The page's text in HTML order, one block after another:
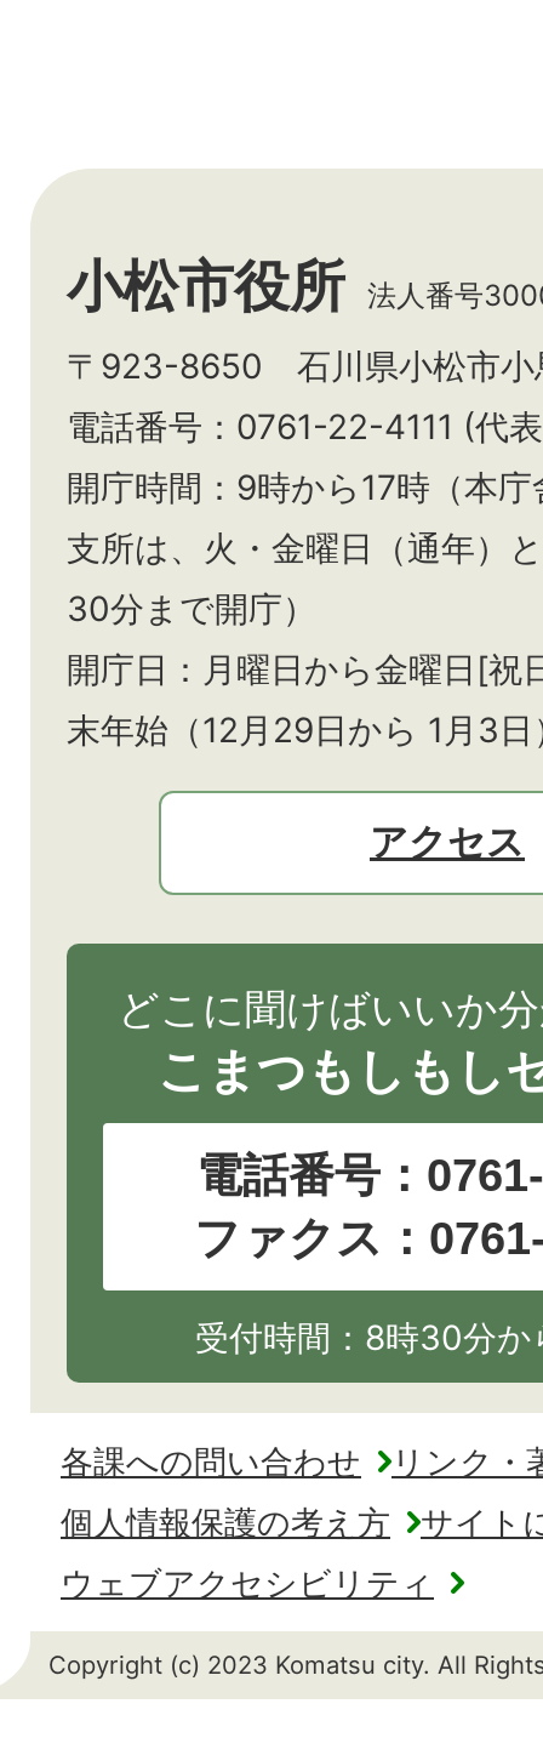
小松市役所 法人番号
〒923-8650 石川県小松市小
電話番号：0761-22-4111 (代
開庁時間：9時から17時（本
支所は、火・金曜日（通年）と
30分まで開庁）
開庁日：月曜日から金曜日[祝
末年始（12月29日から 1月3
アクセス
どこに聞けばいいか
こまつもしもし
電話番号：
ファクス：
受付時間：8時30分
各課への問い合わせ
リンク・
個人情報保護の考え方
サイト
ウェブアクセシビリティ
Copyright (c) 2023 Komatsu city. All